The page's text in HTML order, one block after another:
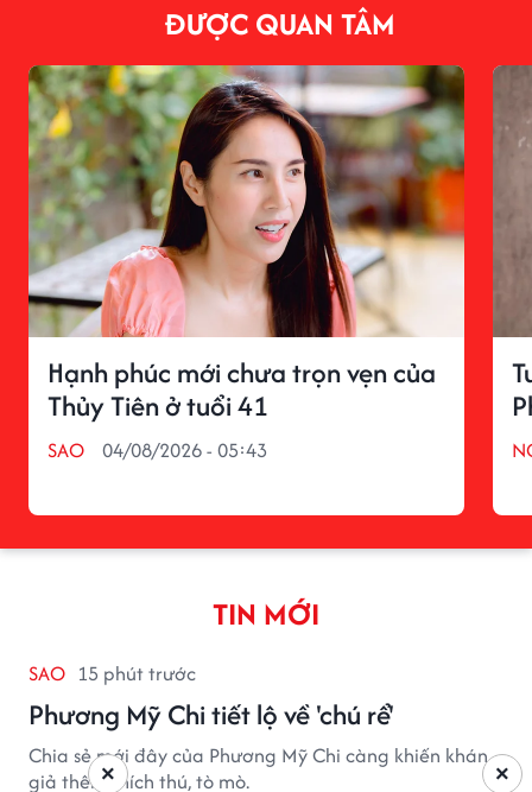
ĐƯỢC QUAN TÂM
Hạnh phúc mới chưa trọn vẹn của
Thủy Tiên ở tuổi 41
SAO 04/08/2026 - 05:43
TIN MỚI
SAO 15 phút trước
Phương Mỹ Chi tiết lộ về 'chú rể'
Chia sẻ mới đây của Phương Mỹ Chi càng khiến khán
giả thêm thích thú, tò mò.
×
×